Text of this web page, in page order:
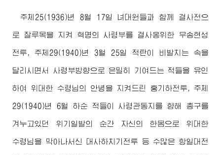
주체25(1936)년 8월 17일 녀대원들과 함께 결사전으
로 잘루목을 지켜 혁명의 사령부를 결사옹위한 무송현성
전투, 주체29(1940)년 3월 25일 적탄이 비발치는 속을
달리시면서 사령부방향으로 은밀히 기여드는 적들을 유인
하여 위대한 수령님 의 안녕을 지켜드린 홍기하전투, 주체
29(1940)년 6월 하순 적들이 사령관동지를 향해 총구를
겨누고있던 위기일발의 순간 자신의 한몸으로 위대한
수령님 을 막아나서신 대사하치기전투 등 수많은 항일대전